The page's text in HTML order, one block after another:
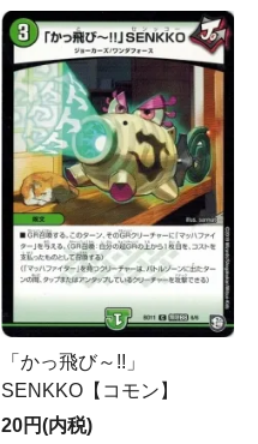
「かっ飛び～!!」
SENKKO【コモン】
20円(内税)